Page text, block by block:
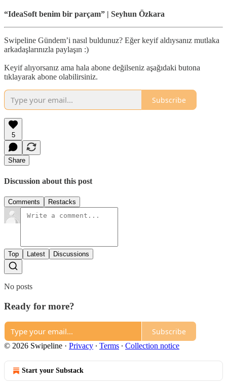
“IdeaSoft benim bir parçam” | Seyhun Özkara
Swipeline Gündem’i nasıl buldunuz? Eğer keyif aldıysanız mutlaka
arkadaşlarınızla paylaşın :)
Keyif alıyorsanız ama hala abone değilseniz aşağıdaki butona
tıklayarak abone olabilirsiniz.
Subscribe
5
Share
Discussion about this post
Comments Restacks
Top Latest Discussions
No posts
Ready for more?
Subscribe
© 2026 Swipeline · Privacy ∙ Terms ∙ Collection notice
Start your Substack